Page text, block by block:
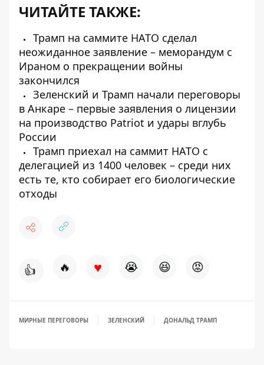
ЧИТАЙТЕ ТАКЖЕ:
Трамп на саммите НАТО сделал
неожиданное заявление – меморандум с
Ираном о прекращении войны
закончился
Зеленский и Трамп начали переговоры
в Анкаре – первые заявления о лицензии
на производство Patriot и удары вглубь
России
Трамп приехал на саммит НАТО с
делегацией из 1400 человек – среди них
есть те, кто собирает его биологические
отходы
👍 🔥 ♥ 😭 😆 😡
МИРНЫЕ ПЕРЕГОВОРЫ ЗЕЛЕНСКИЙ ДОНАЛЬД ТРАМП